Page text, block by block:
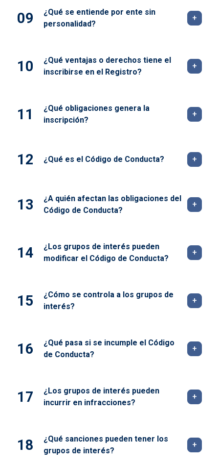
¿Qué se entiende por ente sin
personalidad?
¿Qué ventajas o derechos tiene el
inscribirse en el Registro?
¿Qué obligaciones genera la
inscripción?
¿Qué es el Código de Conducta?
¿A quién afectan las obligaciones del
Código de Conducta?
¿Los grupos de interés pueden
modificar el Código de Conducta?
¿Cómo se controla a los grupos de
interés?
¿Qué pasa si se incumple el Código
de Conducta?
¿Los grupos de interés pueden
incurrir en infracciones?
¿Qué sanciones pueden tener los
grupos de interés?